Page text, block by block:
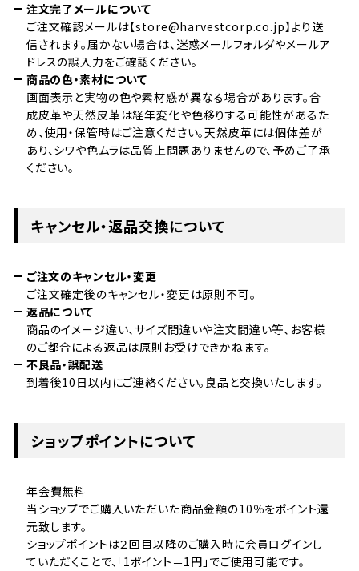
注文完了メールについて
ご注文確認メールは【store@harvestcorp.co.jp】より送
信されます。届かない場合は、迷惑メールフォルダやメールア
ドレスの誤入力をご確認ください。
商品の色・素材について
画面表示と実物の色や素材感が異なる場合があります。合
成皮革や天然皮革は経年変化や色移りする可能性があるた
め、使用・保管時はご注意ください。天然皮革には個体差が
あり、シワや色ムラは品質上問題ありませんので、予めご了承
ください。
キャンセル・返品交換について
ご注文のキャンセル・変更
ご注文確定後のキャンセル・変更は原則不可。
返品について
商品のイメージ違い、サイズ間違いや注文間違い等、お客様
のご都合による返品は原則お受けできかねます。
不良品・誤配送
到着後10日以内にご連絡ください。良品と交換いたします。
ショップポイントについて
年会費無料
当ショップでご購入いただいた商品金額の10％をポイント還
元致します。
ショップポイントは２回目以降のご購入時に会員ログインし
ていただくことで、「1ポイント＝1円」でご使用可能です。